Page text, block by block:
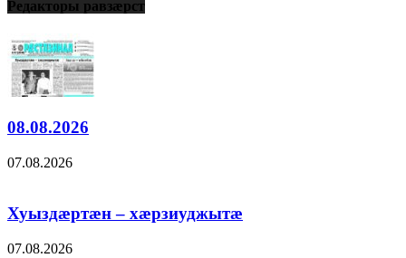
Редакторы равзæрст
08.08.2026
07.08.2026
Хуыздæртæн – хæрзиуджытæ
07.08.2026